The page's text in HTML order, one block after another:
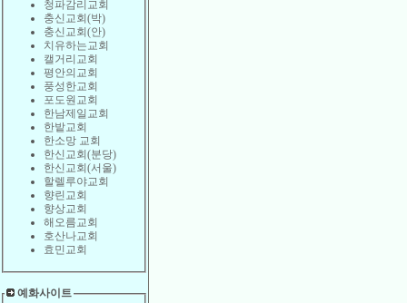
청파감리교회
충신교회(박)
충신교회(안)
치유하는교회
캘거리교회
평안의교회
풍성한교회
포도원교회
한남제일교회
한밭교회
한소망 교회
한신교회(분당)
한신교회(서울)
할렐루야교회
향린교회
향상교회
해오름교회
호산나교회
효민교회
예화사이트